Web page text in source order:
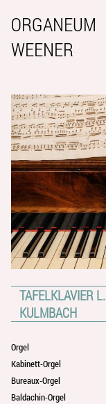
ORGANEUM
WEENER
TAFELKLAVIER L.
KULMBACH
Orgel
Kabinett-Orgel
Bureaux-Orgel
Baldachin-Orgel